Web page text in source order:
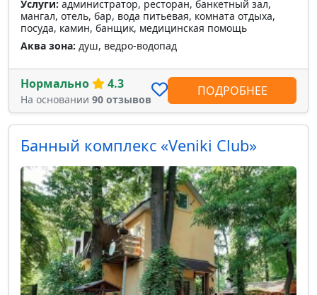
Услуги: администратор, ресторан, банкетный зал,
мангал, отель, бар, вода питьевая, комната отдыха,
посуда, камин, банщик, медицинская помощь
Аква зона: душ, ведро-водопад
Нормально 4.3
На основании 90 отзывов
ПОДРОБНЕЕ
Банный комплекс «Veniki Club»